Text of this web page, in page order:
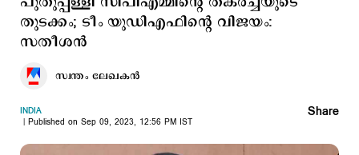
തുടക്കം; ടീം യുഡിഎഫിന്റെ വിജയം:
സതീശന്‍
സ്വന്തം ലേഖകൻ
INDIA
Published on Sep 09, 2023, 12:56 PM IST
Share